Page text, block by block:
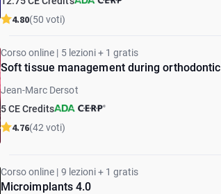
4.80(50 voti)
Corso online | 5 lezioni + 1 gratis
Soft tissue management during
Jean-Marc Dersot
5 CE Credits
4.76(42 voti)
Corso online | 9 lezioni + 1 gratis
Microimplants 4.0